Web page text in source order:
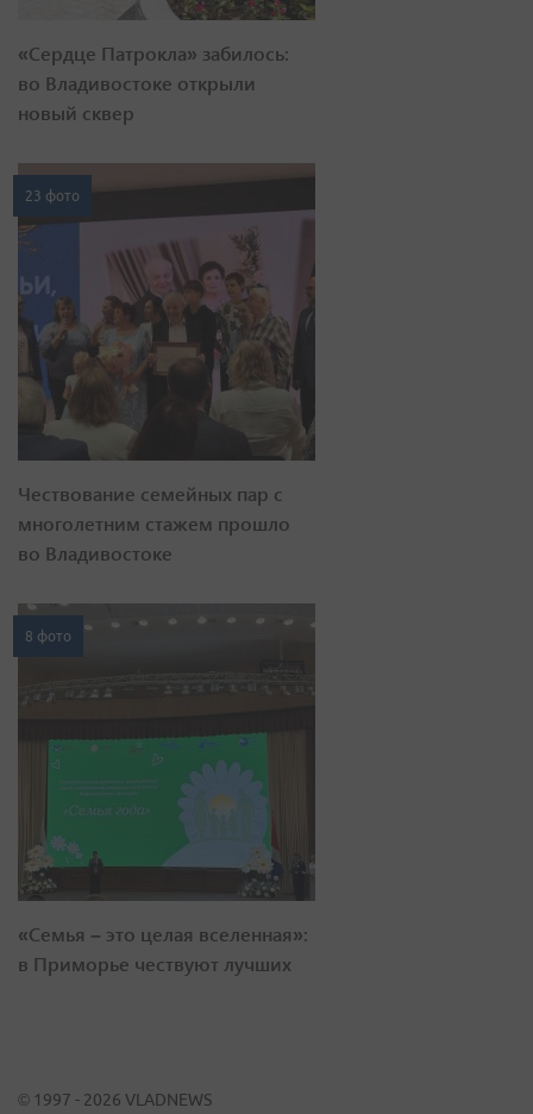
«Сердце Патрокла» забилось:
во Владивостоке открыли
новый сквер
23 фото
Чествование семейных пар с
многолетним стажем прошло
во Владивостоке
8 фото
«Семья – это целая вселенная»:
в Приморье чествуют лучших
© 1997 - 2026 VLADNEWS